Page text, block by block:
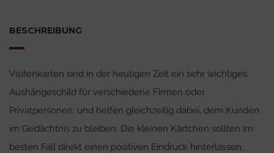
BESCHREIBUNG
Visitenkarten sind in der heutigen Zeit ein sehr wichtiges
Aushängeschild für verschiedene Firmen oder
Privatpersonen, und helfen gleichzeitig dabei, dem Kunden
im Gedächtnis zu bleiben. Die kleinen Kärtchen sollten im
besten Fall direkt einen positiven Eindruck hinterlassen,